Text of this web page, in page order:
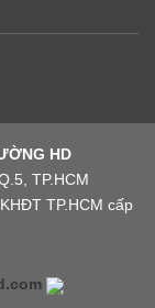
HD
TP.HCM
TP.HCM cấp